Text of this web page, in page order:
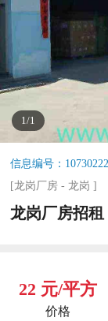
1/1
信息编号：
[龙岗厂房 -龙岗 ]
龙岗厂房招
22 元/平方
价格